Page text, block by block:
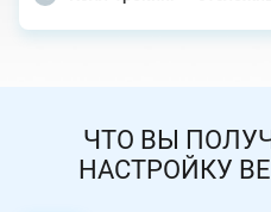
ЧТО ВЫ
НАСТРОЙКУ